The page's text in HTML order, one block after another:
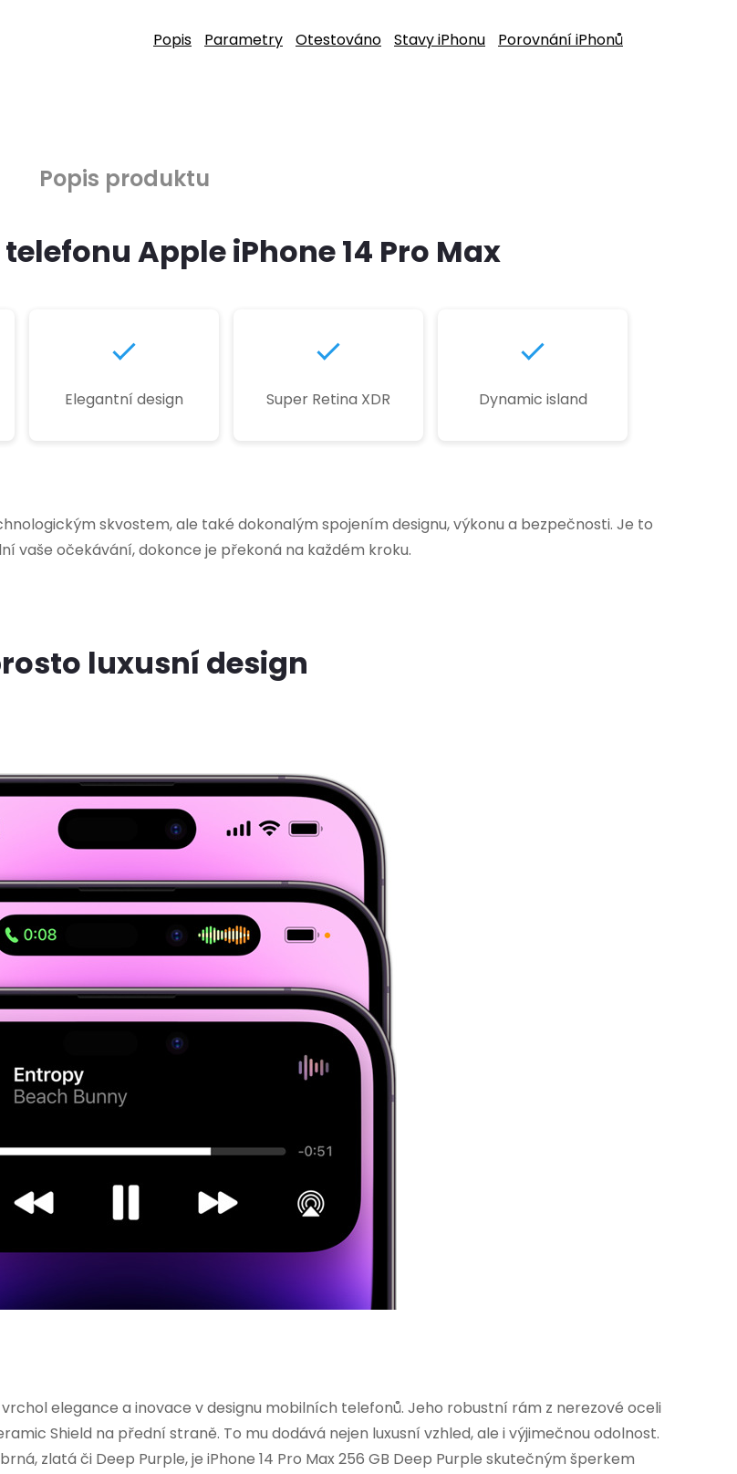
Popis Parametry Otestováno Stavy iPhonu Porovnání iPhonů
Popis produktu
Apple iPhone 14 Pro Max
Elegantní design Super Retina XDR Dynamic island
skvostem, ale také dokonalým spojením designu, výkonu a bezpečnosti. Je to
vaše očekávání, dokonce je překoná na každém kroku.
luxusní design
elegance a inovace v designu mobilních telefonů. Jeho robustní rám z nerezové oceli
Shield na přední straně. To mu dodává nejen luxusní vzhled, ale i výjimečnou odolnost.
zlatá či Deep Purple, je iPhone 14 Pro Max 256 GB Deep Purple skutečným šperkem